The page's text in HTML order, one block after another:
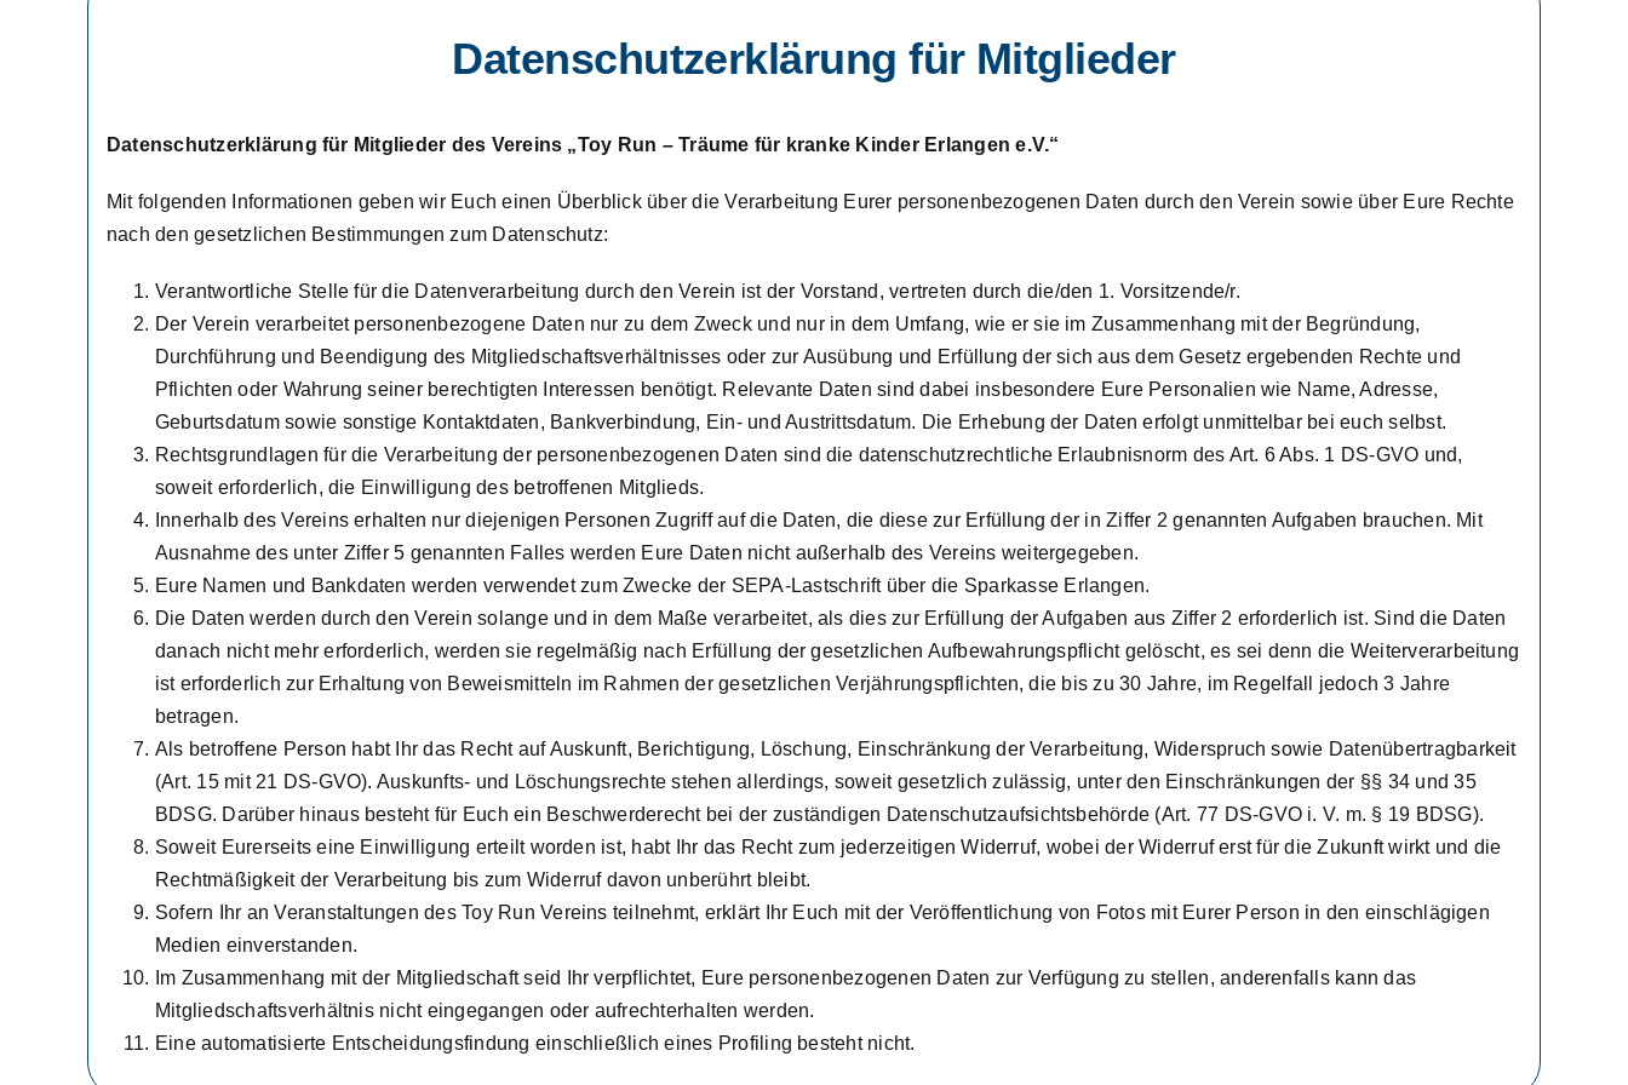
Datenschutzerklärung für Mitglieder
Datenschutzerklärung für Mitglieder des Vereins „Toy Run – Träume für kranke Kinder Erlangen e.V.“
Mit folgenden Informationen geben wir Euch einen Überblick über die Verarbeitung Eurer personenbezogenen Daten durch den Verein sowie über Eure Rechte
nach den gesetzlichen Bestimmungen zum Datenschutz:
Verantwortliche Stelle für die Datenverarbeitung durch den Verein ist der Vorstand, vertreten durch die/den 1. Vorsitzende/r.
Der Verein verarbeitet personenbezogene Daten nur zu dem Zweck und nur in dem Umfang, wie er sie im Zusammenhang mit der Begründung,
Durchführung und Beendigung des Mitgliedschaftsverhältnisses oder zur Ausübung und Erfüllung der sich aus dem Gesetz ergebenden Rechte und
Pflichten oder Wahrung seiner berechtigten Interessen benötigt. Relevante Daten sind dabei insbesondere Eure Personalien wie Name, Adresse,
Geburtsdatum sowie sonstige Kontaktdaten, Bankverbindung, Ein- und Austrittsdatum. Die Erhebung der Daten erfolgt unmittelbar bei euch selbst.
Rechtsgrundlagen für die Verarbeitung der personenbezogenen Daten sind die datenschutzrechtliche Erlaubnisnorm des Art. 6 Abs. 1 DS-GVO und,
soweit erforderlich, die Einwilligung des betroffenen Mitglieds.
Innerhalb des Vereins erhalten nur diejenigen Personen Zugriff auf die Daten, die diese zur Erfüllung der in Ziffer 2 genannten Aufgaben brauchen. Mit
Ausnahme des unter Ziffer 5 genannten Falles werden Eure Daten nicht außerhalb des Vereins weitergegeben.
Eure Namen und Bankdaten werden verwendet zum Zwecke der SEPA-Lastschrift über die Sparkasse Erlangen.
Die Daten werden durch den Verein solange und in dem Maße verarbeitet, als dies zur Erfüllung der Aufgaben aus Ziffer 2 erforderlich ist. Sind die Daten
danach nicht mehr erforderlich, werden sie regelmäßig nach Erfüllung der gesetzlichen Aufbewahrungspflicht gelöscht, es sei denn die Weiterverarbeitung
ist erforderlich zur Erhaltung von Beweismitteln im Rahmen der gesetzlichen Verjährungspflichten, die bis zu 30 Jahre, im Regelfall jedoch 3 Jahre
betragen.
Als betroffene Person habt Ihr das Recht auf Auskunft, Berichtigung, Löschung, Einschränkung der Verarbeitung, Widerspruch sowie Datenübertragbarkeit
(Art. 15 mit 21 DS-GVO). Auskunfts- und Löschungsrechte stehen allerdings, soweit gesetzlich zulässig, unter den Einschränkungen der §§ 34 und 35
BDSG. Darüber hinaus besteht für Euch ein Beschwerderecht bei der zuständigen Datenschutzaufsichtsbehörde (Art. 77 DS-GVO i. V. m. § 19 BDSG).
Soweit Eurerseits eine Einwilligung erteilt worden ist, habt Ihr das Recht zum jederzeitigen Widerruf, wobei der Widerruf erst für die Zukunft wirkt und die
Rechtmäßigkeit der Verarbeitung bis zum Widerruf davon unberührt bleibt.
Sofern Ihr an Veranstaltungen des Toy Run Vereins teilnehmt, erklärt Ihr Euch mit der Veröffentlichung von Fotos mit Eurer Person in den einschlägigen
Medien einverstanden.
Im Zusammenhang mit der Mitgliedschaft seid Ihr verpflichtet, Eure personenbezogenen Daten zur Verfügung zu stellen, anderenfalls kann das
Mitgliedschaftsverhältnis nicht eingegangen oder aufrechterhalten werden.
Eine automatisierte Entscheidungsfindung einschließlich eines Profiling besteht nicht.